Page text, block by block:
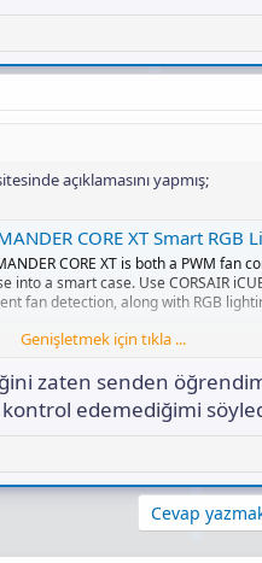
açıklamasını yapmış;
CORE XT Smart RGB
CORE XT is both a PWM fan
into a smart case. Use CORSAIR
fan detection, along with RGB
Genişletmek için tıkla ...
zaten senden
edemediğimi
Cevap